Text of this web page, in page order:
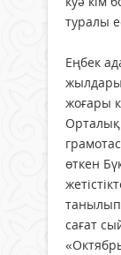
туралы
Еңбек
жылдары
жоғары
Орталық
өткен
сағат